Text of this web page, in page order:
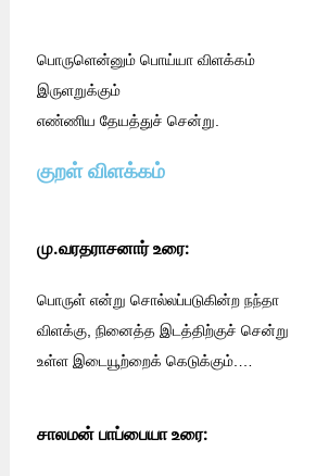
பொருளென்னும் பொய்யா விளக்கம்
இருளறுக்கும்
எண்ணிய தேயத்துச் சென்று.
குறள் விளக்கம்
மு.வரதராசனார் உரை:
பொருள் என்று சொல்லப்படுகின்ற நந்தா
விளக்கு, நினைத்த இடத்திற்குச் சென்று
உள்ள இடையூற்றைக் கெடுக்கும்.
சாலமன் பாப்பையா உரை: